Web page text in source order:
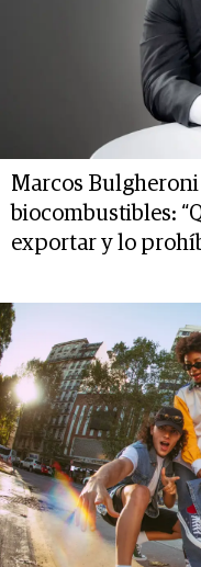
Marcos
biocombustibles:
exportar y lo